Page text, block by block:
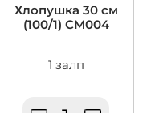
Хлопушка 30 см
(100/1) CM004
1 залп